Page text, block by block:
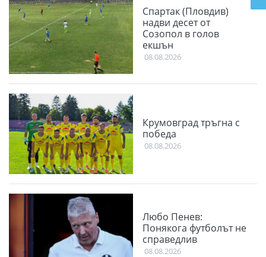
Спартак (Пловдив)
надви десет от
Созопол в голов
екшън
08.08.2026
Крумовград тръгна с
победа
08.08.2026
Любо Пенев:
Понякога футболът не
справедлив
08.08.2026